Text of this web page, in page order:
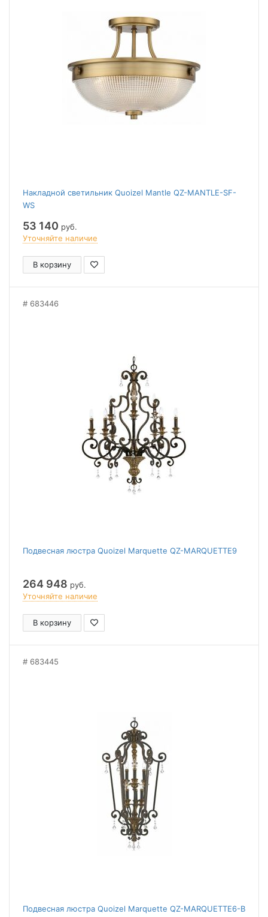
Накладной светильник Quoizel Mantle QZ-MANTLE-SF-
WS
53 140 руб.
Уточняйте наличие
В корзину
683446
Подвесная люстра Quoizel Marquette QZ-MARQUETTE9
264 948 руб.
Уточняйте наличие
В корзину
683445
Подвесная люстра Quoizel Marquette QZ-MARQUETTE6-B